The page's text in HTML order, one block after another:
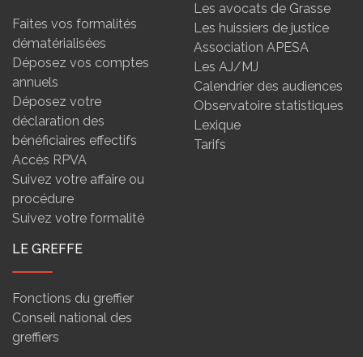
Faites vos formalités
dématérialisées
Déposez vos comptes
annuels
Déposez votre
déclaration des
bénéficiaires effectifs
Accès RPVA
Suivez votre affaire ou
procédure
Suivez votre formalité
Les avocats de Grasse
Les huissiers de justice
Association APESA
Les AJ/MJ
Calendrier des audiences
Observatoire statistiques
Lexique
Tarifs
LE GREFFE
Fonctions du greffier
Conseil national des
greffiers